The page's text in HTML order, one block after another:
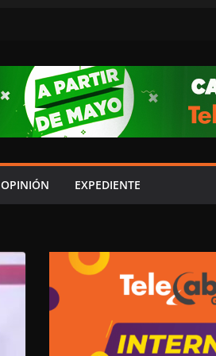
OPINIÓN EXPEDIENTE